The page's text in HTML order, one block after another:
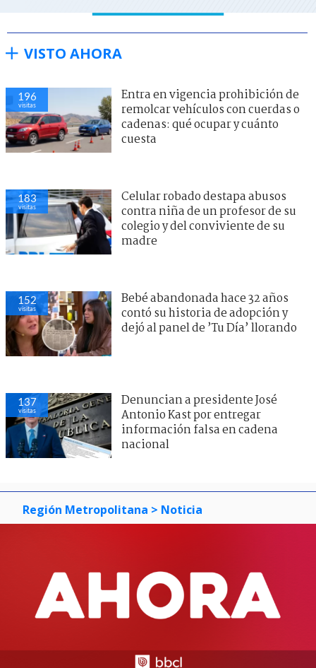
VISTO AHORA
196
visitas
Entra en vigencia prohibición de
remolcar vehículos con cuerdas o
cadenas: qué ocupar y cuánto
cuesta
183
visitas
Celular robado destapa abusos
contra niña de un profesor de su
colegio y del conviviente de su
madre
152
visitas
Bebé abandonada hace 32 años
contó su historia de adopción y
dejó al panel de ’Tu Día’ llorando
137
visitas
Denuncian a presidente José
Antonio Kast por entregar
información falsa en cadena
nacional
Región Metropolitana > Noticia